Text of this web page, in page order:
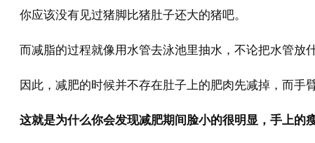
你应该没有见过猪脚比猪肚子还大的猪吧。
而减脂的过程就像用水管去泳池里抽水，不论把水管放
因此，减肥的时候并不存在肚子上的肥肉先减掉，而手
这就是为什么你会发现减肥期间脸小的很明显，手上的